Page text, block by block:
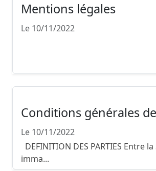
Mentions légales
Le 10/11/2022
Conditions générales
Le 10/11/2022
DEFINITION DES PARTIES Entre
imma...